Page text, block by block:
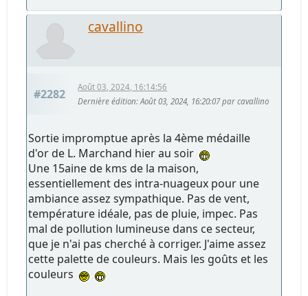
cavallino
#2282
Août 03, 2024, 16:14:56
Dernière édition: Août 03, 2024, 16:20:07 par cavallino
Sortie impromptue après la 4ème médaille
d'or de L. Marchand hier au soir
Une 15aine de kms de la maison,
essentiellement des intra-nuageux pour une
ambiance assez sympathique. Pas de vent,
température idéale, pas de pluie, impec. Pas
mal de pollution lumineuse dans ce secteur,
que je n'ai pas cherché à corriger. J'aime assez
cette palette de couleurs. Mais les goûts et les
couleurs